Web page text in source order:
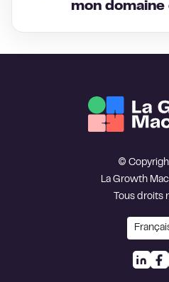
mon domaine
©
La Growth
Tous droits